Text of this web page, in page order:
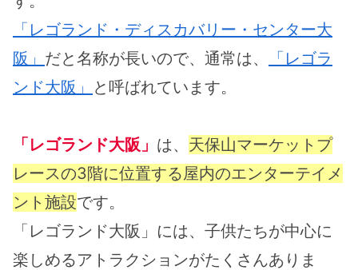
「レゴランド・ディスカバリー・センター大
阪」 だと名称が長いので、通常は、
「レゴラ
ンド大阪」
と呼ばれています。
「レゴランド大阪」 は、 天保山マーケットプ
レースの3階に位置する屋内のエンターテイメ
ント施設です。
「レゴランド大阪」には、子供たちが中心に
楽しめるアトラクションがたくさんありま